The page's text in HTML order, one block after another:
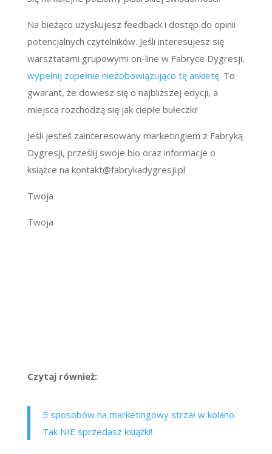
Na bieżąco uzyskujesz feedback i dostęp do opinii
potencjalnych czytelników. Jeśli interesujesz się
warsztatami grupowymi on-line w Fabryce Dygresji,
wypełnij zupełnie niezobowiązująco tę ankietę. To
gwarant, że dowiesz się o najbliższej edycji, a
miejsca rozchodzą się jak ciepłe bułeczki!
Jeśli jesteś zainteresowany marketingiem z Fabryką
Dygresji, prześlij swoje bio oraz informacje o
książce na kontakt@fabrykadygresji.pl
Twoja
Twoja
Czytaj również:
5 sposobów na marketingowy strzał w kolano.
Tak NIE sprzedasz książki!